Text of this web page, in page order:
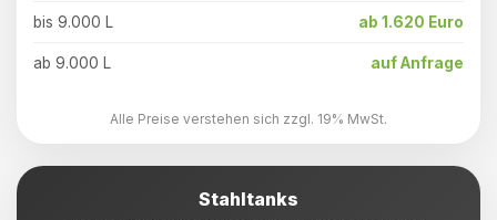
bis 9.000 L ab 1.620 Euro
ab 9.000 L auf Anfrage
Alle Preise verstehen sich zzgl. 19% MwSt.
Stahltanks